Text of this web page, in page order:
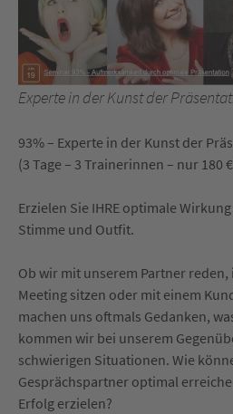
Experte in der Kunst der
93% – Experte in der Kunst der
(3 Tage – 3 Trainerinnen – nur 180
Erzielen Sie IHRE optimale
Stimme und Outfit.
Ob wir mit unserem Partner
Meeting sitzen oder mit einem
machen uns oftmals Gedanken,
kommen wir bei unserem
schwierigen Situationen. Wie
Gesprächspartner optimal
Erfolg erzielen?